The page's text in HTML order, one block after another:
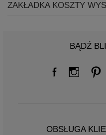
ZAKŁADKA KOSZTY
BĄDŹ
OBSŁUGA